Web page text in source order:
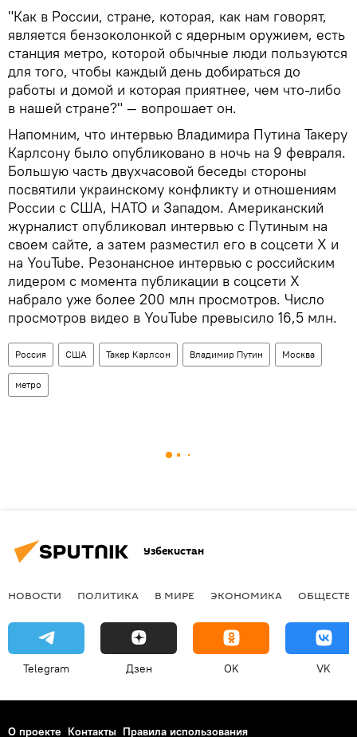
"Как в России, стране, которая, как нам говорят,
является бензоколонкой с ядерным оружием, есть
станция метро, которой обычные люди пользуются
для того, чтобы каждый день добираться до
работы и домой и которая приятнее, чем что-либо
в нашей стране?" — вопрошает он.
Напомним, что интервью Владимира Путина Такеру
Карлсону было опубликовано в ночь на 9 февраля.
Большую часть двухчасовой беседы стороны
посвятили украинскому конфликту и отношениям
России с США, НАТО и Западом. Американский
журналист опубликовал интервью с Путиным на
своем сайте, а затем разместил его в соцсети X и
на YouTube. Резонансное интервью с российским
лидером с момента публикации в соцсети X
набрало уже более 200 млн просмотров. Число
просмотров видео в YouTube превысило 16,5 млн.
Россия США Такер Карлсон Владимир Путин Москва
метро
Узбекистан
НОВОСТИ ПОЛИТИКА В МИРЕ ЭКОНОМИКА
Telegram Дзен OK VK
О проекте Контакты Правила использования